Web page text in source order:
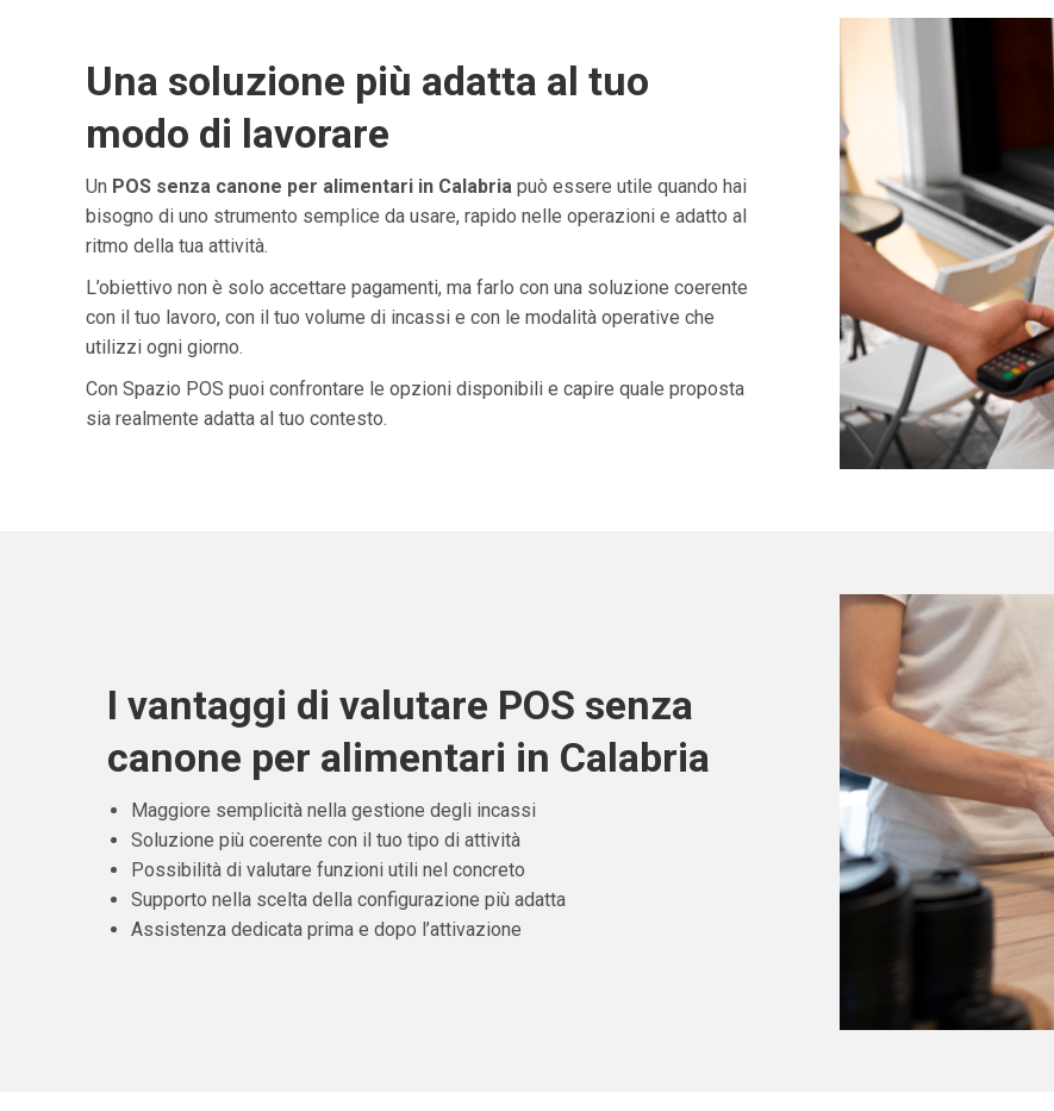
Una soluzione più adatta al tuo
modo di lavorare
Un POS senza canone per alimentari in Calabria può essere utile quando hai
bisogno di uno strumento semplice da usare, rapido nelle operazioni e adatto al
ritmo della tua attività.
L’obiettivo non è solo accettare pagamenti, ma farlo con una soluzione coerente
con il tuo lavoro, con il tuo volume di incassi e con le modalità operative che
utilizzi ogni giorno.
Con Spazio POS puoi confrontare le opzioni disponibili e capire quale proposta
sia realmente adatta al tuo contesto.
I vantaggi di valutare POS senza
canone per alimentari in Calabria
Maggiore semplicità nella gestione degli incassi
Soluzione più coerente con il tuo tipo di attività
Possibilità di valutare funzioni utili nel concreto
Supporto nella scelta della configurazione più adatta
Assistenza dedicata prima e dopo l’attivazione